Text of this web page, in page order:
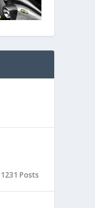
1231 Posts